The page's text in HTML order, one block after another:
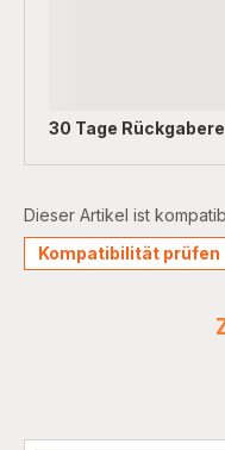
30 Tage
Dieser Artikel ist
Kompatibilität prüfen